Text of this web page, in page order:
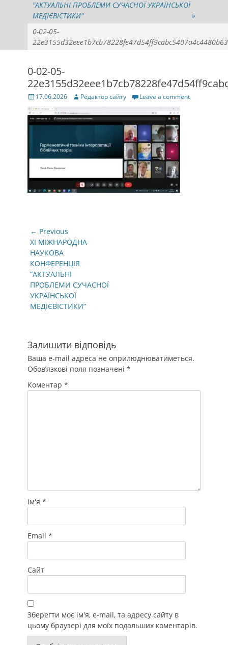
"АКТУАЛЬНІ ПРОБЛЕМИ СУЧАСНОЇ УКРАЇНСЬКОЇ
МЕДІЄВІСТИКИ"
»
0-02-05-
0-02-05-
Posted
on
17.06.2026 Author
Редактор сайту Leave a comment
Навігація
записів
← Previous
Previous
post:
ХІ МІЖНАРОДНА
НАУКОВА
КОНФЕРЕНЦІЯ
“АКТУАЛЬНІ
ПРОБЛЕМИ СУЧАСНОЇ
УКРАЇНСЬКОЇ
МЕДІЄВІСТИКИ”
Залишити відповідь
Ваша e-mail адреса не оприлюднюватиметься.
Обов’язкові поля позначені *
Коментар *
Ім'я *
Email *
Сайт
Зберегти моє ім'я, e-mail, та адресу сайту в
цьому браузері для моїх подальших коментарів.